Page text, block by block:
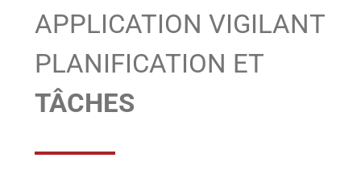
APPLICATION VIGILANT
PLANIFICATION ET
TÂCHES